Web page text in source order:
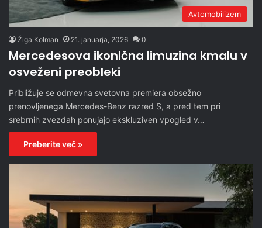
Avtomobilizem
Žiga Kolman 21. januarja, 2026 0
Mercedesova ikonična limuzina kmalu v
osveženi preobleki
Približuje se odmevna svetovna premiera obsežno
prenovljenega Mercedes-Benz razred S, a pred tem pri
srebrnih zvezdah ponujajo ekskluziven vpogled v…
Preberite več »